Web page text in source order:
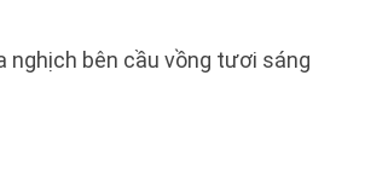
nghịch bên cầu vồng tươi sáng